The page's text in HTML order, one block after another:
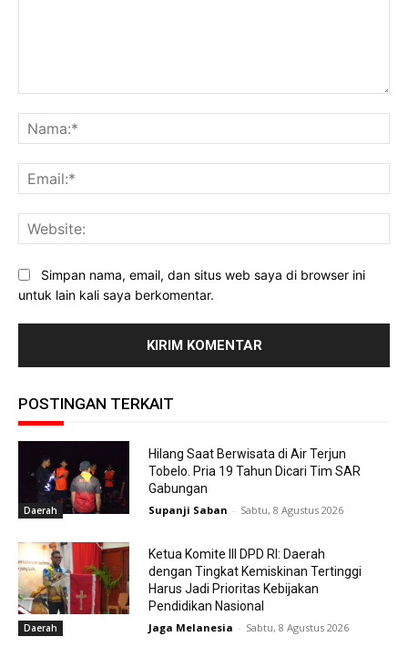
Simpan nama, email, dan situs web saya di browser ini
untuk lain kali saya berkomentar.
POSTINGAN TERKAIT
Daerah
Hilang Saat Berwisata di Air Terjun
Tobelo. Pria 19 Tahun Dicari Tim SAR
Gabungan
Supanji Saban - Sabtu, 8 Agustus 2026
Daerah
Ketua Komite III DPD RI: Daerah
dengan Tingkat Kemiskinan Tertinggi
Harus Jadi Prioritas Kebijakan
Pendidikan Nasional
Jaga Melanesia - Sabtu, 8 Agustus 2026